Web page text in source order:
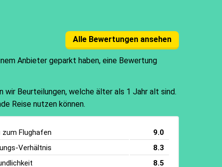
Alle Bewertungen ansehen
Anbieter geparkt haben, eine Bewertung
Beurteilungen, welche älter als 1 Jahr alt sind.
Reise nutzen können.
Flughafen
9.0
Verhältnis
8.3
8.5